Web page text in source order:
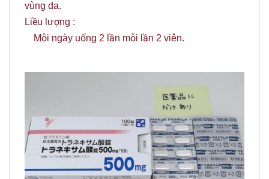
vùng da.
Liều lượng :
Mỗi ngày uống 2 lần mỗi lần 2 viên.